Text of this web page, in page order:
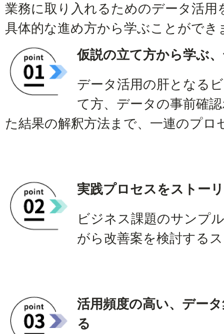
業務に取り入れるためのデータ活
具体的な進め方から学ぶことができ
仮説の立て方から学ぶ
データ活用の肝となる
て方、データの事前確
た結果の解釈方法まで、一連のプロ
実践プロセスをストー
ビジネス課題のサンプ
がら改善案を検討する
活用頻度の高い、デー
る